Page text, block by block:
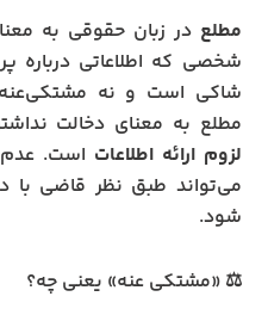
مطلع در زبان حقوقی به
شخصی که اطلاعاتی درباره
شاکی است و نه
مطلع به معنای دخالت
لزوم ارائه اطلاعات است.
می‌تواند طبق نظر قاضی با
شود.
⚖️ «مشتکی‌ عنه» یعنی چه؟